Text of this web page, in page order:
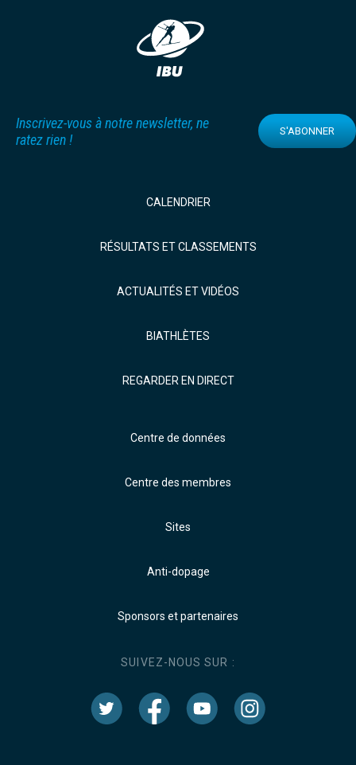
Inscrivez-vous à notre newsletter, ne
ratez rien !
S'ABONNER
CALENDRIER
RÉSULTATS ET CLASSEMENTS
ACTUALITÉS ET VIDÉOS
BIATHLÈTES
REGARDER EN DIRECT
Centre de données
Centre des membres
Sites
Anti-dopage
Sponsors et partenaires
SUIVEZ-NOUS SUR :